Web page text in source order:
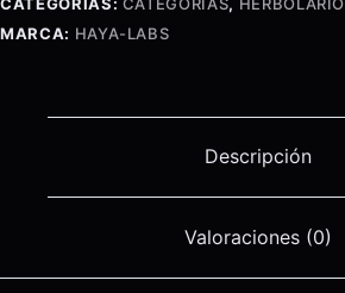
Vitamin
D
MARCA: HAYA-LABS
Descripción
Valoraciones (0)